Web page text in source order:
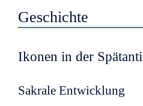
Geschichte
Ikonen in der
Sakrale Entwicklung